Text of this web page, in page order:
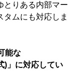
とりある内部マー
タムにも対応しま
能な
)」に対応してい